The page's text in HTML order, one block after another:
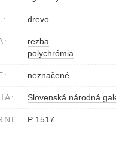
drevo
rezba
polychrómia
neznačené
Slovenská národná
P 1517